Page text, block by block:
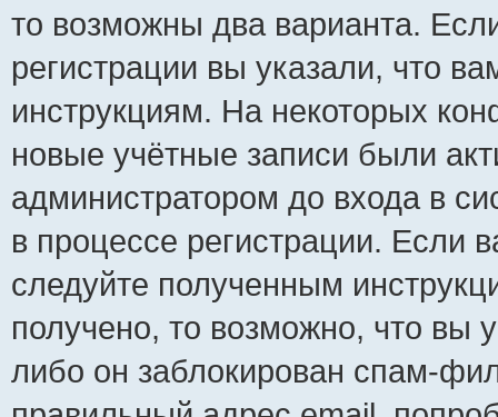
то возможны два варианта.
регистрации вы указали, что
инструкциям. На некоторых
новые учётные записи были
администратором до входа в
в процессе регистрации.
следуйте полученным
получено, то возможно, что вы
либо он заблокирован спам-